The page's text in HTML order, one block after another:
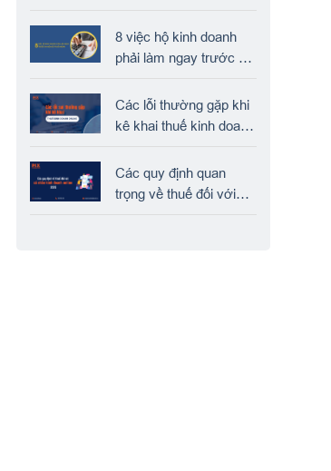
8 việc hộ kinh doanh
phải làm ngay trước khi
Các lỗi thường gặp khi
kê khai thuế kinh doanh
Các quy định quan
trọng về thuế đối với